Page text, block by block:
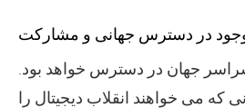
در دسترس جهانی و مشارکت
مه 2025 در سراسر جهان در دسترس خواهد بود.
که می خواهند انقلاب دیجیتال را